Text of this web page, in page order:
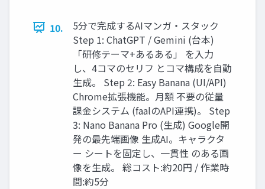
10.
5分で完成するAIマンガ・スタック
Step 1: ChatGPT / Gemini (台本)
「研修テーマ+あるある」 を入力
し、4コマのセリフ とコマ構成を自動
生成。 Step 2: Easy Banana (UI/API)
Chrome拡張機能。月額 不要の従量
課金システム (faalのAPI連携)。 Step
3: Nano Banana Pro (生成) Google開
発の最先端画像 生成AI。キャラクタ
ー シートを固定し、一貫性 のある画
像を生成。 総コスト:約20円 / 作業時
間:約5分